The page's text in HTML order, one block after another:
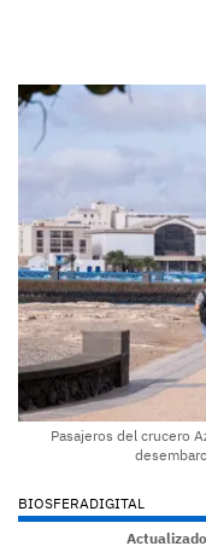
Pasajeros del crucero
BIOSFERADIGITAL